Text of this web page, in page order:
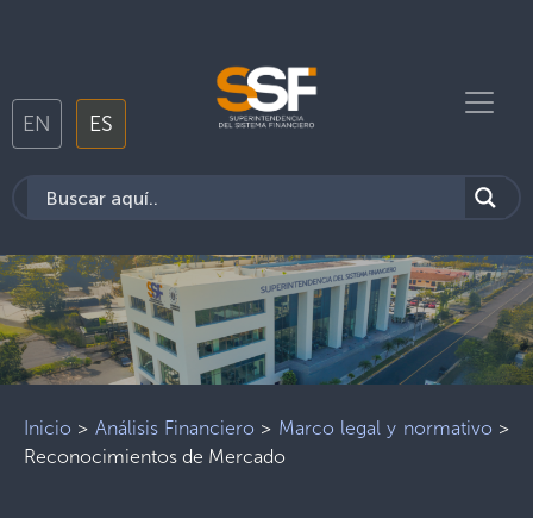
EN ES
Inicio > Análisis Financiero > Marco legal y normativo >
Reconocimientos de Mercado